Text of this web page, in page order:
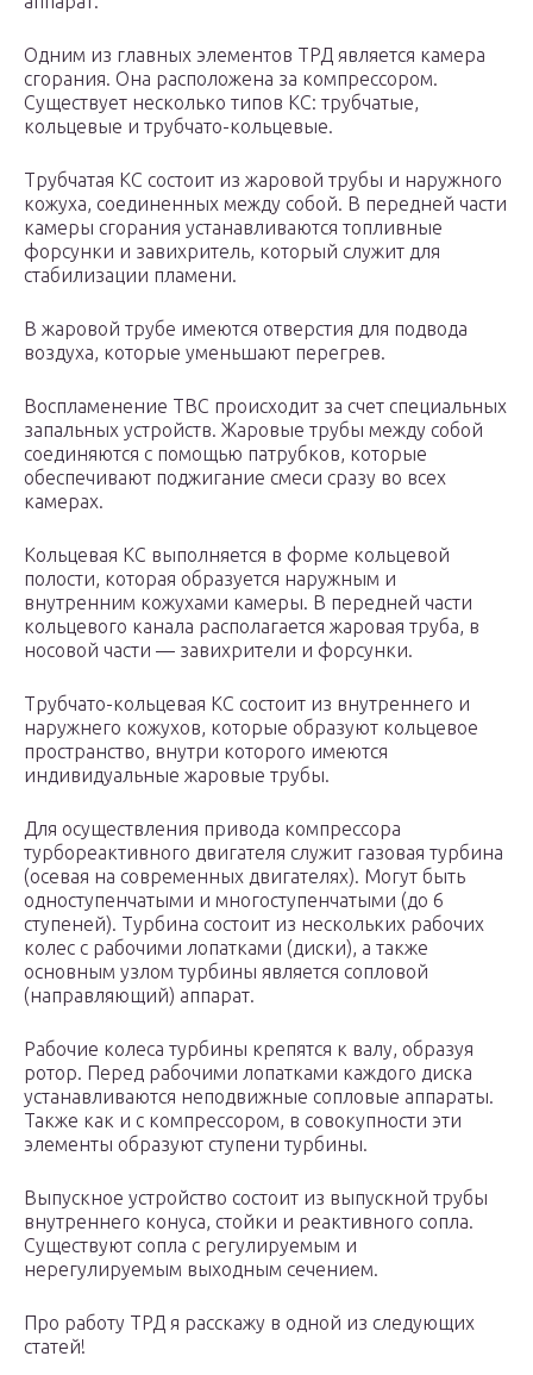
Одним из главных элементов ТРД является камера
сгорания. Она расположена за компрессором.
Существует несколько типов КС: трубчатые,
кольцевые и трубчато-кольцевые.
Трубчатая КС состоит из жаровой трубы и наружного
кожуха, соединенных между собой. В передней части
камеры сгорания устанавливаются топливные
форсунки и завихритель, который служит для
стабилизации пламени.
В жаровой трубе имеются отверстия для подвода
воздуха, которые уменьшают перегрев.
Воспламенение ТВС происходит за счет специальных
запальных устройств. Жаровые трубы между собой
соединяются с помощью патрубков, которые
обеспечивают поджигание смеси сразу во всех
камерах.
Кольцевая КС выполняется в форме кольцевой
полости, которая образуется наружным и
внутренним кожухами камеры. В передней части
кольцевого канала располагается жаровая труба, в
носовой части — завихрители и форсунки.
Трубчато-кольцевая КС состоит из внутреннего и
наружнего кожухов, которые образуют кольцевое
пространство, внутри которого имеются
индивидуальные жаровые трубы.
Для осуществления привода компрессора
турбореактивного двигателя служит газовая турбина
(осевая на современных двигателях). Могут быть
одноступенчатыми и многоступенчатыми (до 6
ступеней). Турбина состоит из нескольких рабочих
колес с рабочими лопатками (диски), а также
основным узлом турбины является сопловой
(направляющий) аппарат.
Рабочие колеса турбины крепятся к валу, образуя
ротор. Перед рабочими лопатками каждого диска
устанавливаются неподвижные сопловые аппараты.
Также как и с компрессором, в совокупности эти
элементы образуют ступени турбины.
Выпускное устройство состоит из выпускной трубы
внутреннего конуса, стойки и реактивного сопла.
Существуют сопла с регулируемым и
нерегулируемым выходным сечением.
Про работу ТРД я расскажу в одной из следующих
статей!